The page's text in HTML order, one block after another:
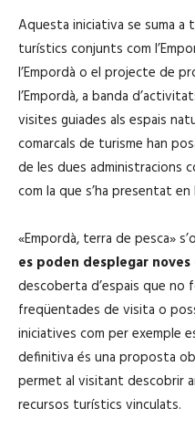
u
c
t
o
r
d
'
à
d
i
o
Aquesta iniciativa se suma
turístics conjunts com
l’Empordà o el projecte de
l’Empordà, a banda
visites guiades als espais
comarcals de turisme han
de les dues administracions
com la que s’ha presentat en
«Empordà, terra de pesca»
es poden desplegar
descoberta d’espais que no
freqüentades de visita o
iniciatives com per exemple
definitiva és una proposta
permet al visitant descobrir
recursos turístics vinculats.